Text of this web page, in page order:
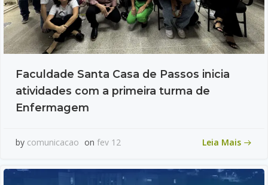
Faculdade Santa Casa de Passos inicia
atividades com a primeira turma de
Enfermagem
by comunicacao on fev 12 Leia Mais